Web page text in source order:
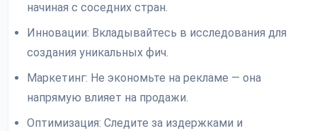
начиная с соседних стран.
Инновации: Вкладывайтесь в исследования для
создания уникальных фич.
Маркетинг: Не экономьте на рекламе — она
напрямую влияет на продажи.
Оптимизация: Следите за издержками и